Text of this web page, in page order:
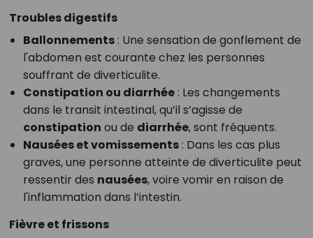
Troubles digestifs
Ballonnements: Une sensation de gonflement de
l'abdomen est courante chez les personnes
souffrant de diverticulite.
Constipation ou diarrhée: Les changements
dans le transit intestinal, qu’il s’agisse de
constipation ou de diarrhée, sont fréquents.
Nausées et vomissements: Dans les cas plus
graves, une personne atteinte de diverticulite peut
ressentir des nausées, voire vomir en raison de
l'inflammation dans l’intestin.
Fièvre et frissons